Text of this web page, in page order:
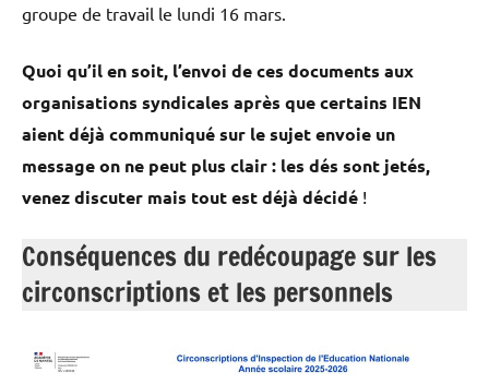
groupe de travail le lundi 16 mars.
Quoi qu’il en soit, l’envoi de ces documents aux
organisations syndicales après que certains IEN
aient déjà communiqué sur le sujet envoie un
message on ne peut plus clair : les dés sont jetés,
venez discuter mais tout est déjà décidé !
Conséquences du redécoupage sur les
circonscriptions et les personnels